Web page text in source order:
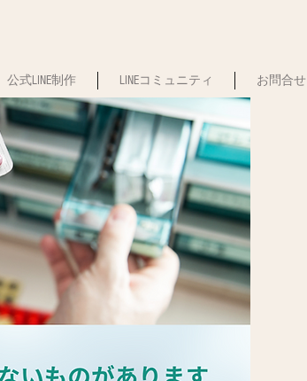
公式LINE制作 LINEコミュニティ お問合せ